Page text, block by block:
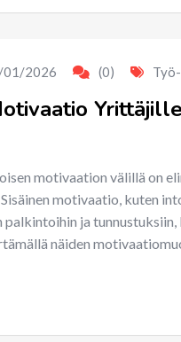
01/2026 (0)
motivaation välillä on
motivaatio, kuten
ja
näiden